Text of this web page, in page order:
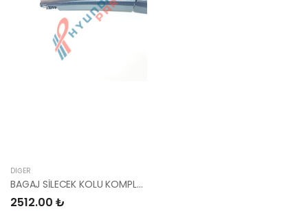
DIĞER
BAGAJ SİLECEK KOLU KOMPLE 2016- SPORTAGE / TUCSON 98815-2J000-HMC
2512.00 ₺